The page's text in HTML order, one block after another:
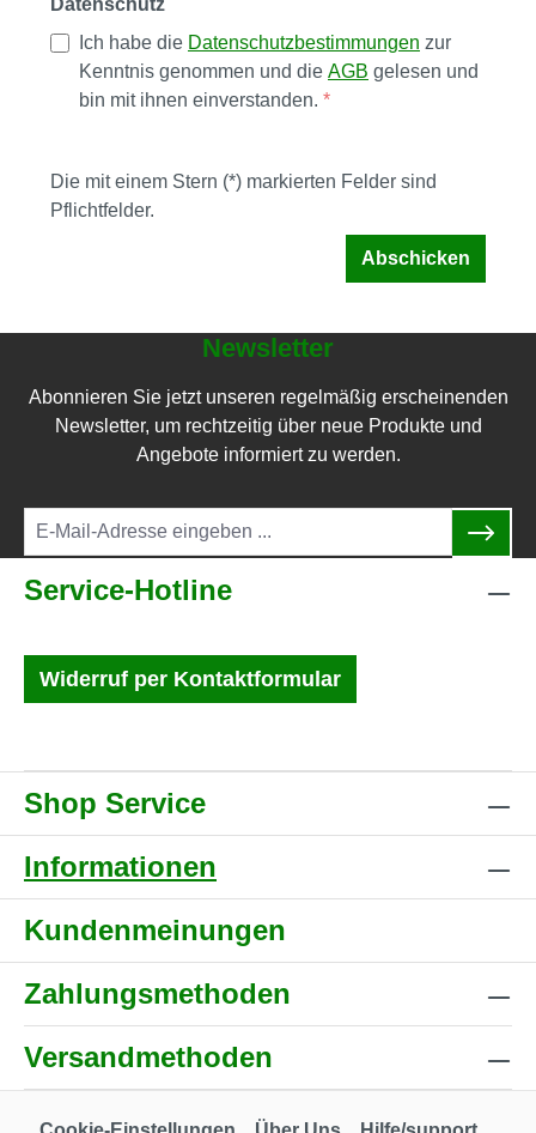
Datenschutz
Ich habe die Datenschutzbestimmungen zur
Kenntnis genommen und die AGB gelesen und
bin mit ihnen einverstanden. *
Die mit einem Stern (*) markierten Felder sind
Pflichtfelder.
Abschicken
Newsletter
Abonnieren Sie jetzt unseren regelmäßig erscheinenden
Newsletter, um rechtzeitig über neue Produkte und
Angebote informiert zu werden.
Service-Hotline
Widerruf per Kontaktformular
Shop Service
Informationen
Kundenmeinungen
Zahlungsmethoden
Versandmethoden